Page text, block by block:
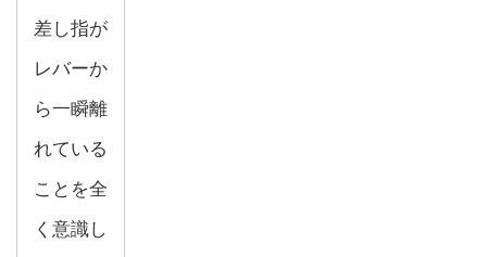
差し指が
レバーか
ら一瞬離
れている
ことを全
く意識し